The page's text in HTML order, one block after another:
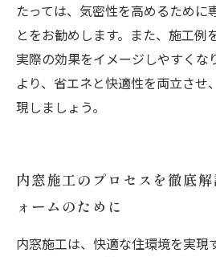
たっては、気密性を高めるために
とをお勧めします。また、施工例
実際の効果をイメージしやすくな
より、省エネと快適性を両立させ
現しましょう。
内窓施工のプロセスを徹底
ォームのために
内窓施工は、快適な住環境を実現